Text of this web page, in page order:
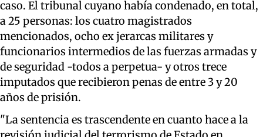
caso. El tribunal cuyano había condenado, en total,
a 25 personas: los cuatro magistrados
mencionados, ocho ex jerarcas militares y
funcionarios intermedios de las fuerzas armadas y
de seguridad -todos a perpetua- y otros trece
imputados que recibieron penas de entre 3 y 20
años de prisión.
"La sentencia es trascendente en cuanto hace a la